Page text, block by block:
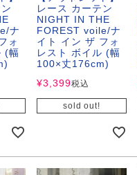
ナ
ォ
(幅
レース カーテン
NIGHT IN THE
FOREST voile/ナ
イト イン ザ フォ
レスト ボイル (幅
100×丈176cm)
¥3,399税込
sold out!